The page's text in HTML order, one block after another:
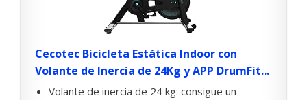
Cecotec Bicicleta Estática Indoor con
Volante de Inercia de 24Kg y APP DrumFit...
Volante de inercia de 24 kg: consigue un